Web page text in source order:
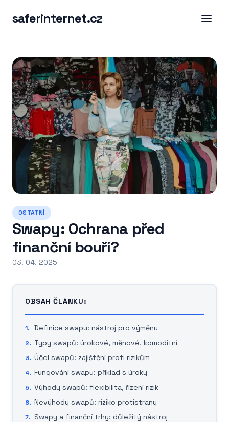
saferinternet.cz
OSTATNÍ
Swapy: Ochrana před
finanční bouří?
03. 04. 2025
OBSAH ČLÁNKU:
Definice swapu: nástroj pro výměnu
Typy swapů: úrokové, měnové, komoditní
Účel swapů: zajištění proti rizikům
Fungování swapu: příklad s úroky
Výhody swapů: flexibilita, řízení rizik
Nevýhody swapů: riziko protistrany
Swapy a finanční trhy: důležitý nástroj